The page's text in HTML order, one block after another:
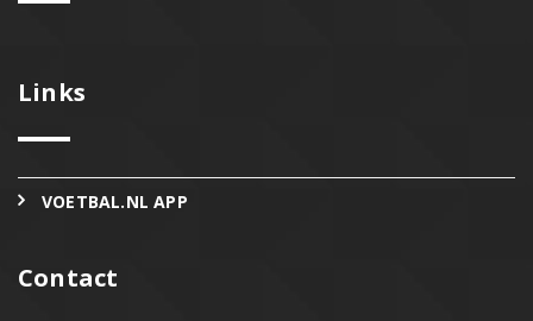
Links
VOETBAL.NL APP
Contact